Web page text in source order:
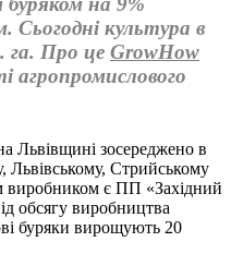
Сьогодні культура в
га. Про це GrowHow
агропромислового
Львівщині зосереджено в
Львівському, Стрийському
виробником є ПП «Західний
обсягу виробництва
буряки вирощують 20